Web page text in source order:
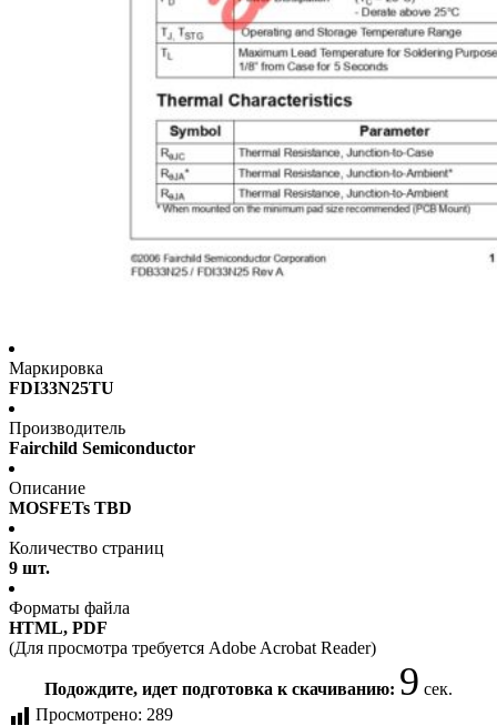
Маркировка
FDI33N25TU
Производитель
Fairchild Semiconductor
Описание
MOSFETs TBD
Количество страниц
9 шт.
Форматы файла
HTML, PDF
(Для просмотра требуется Adobe Acrobat Reader)
Подождите, идет подготовка к скачиванию: 9 сек.
Просмотрено: 289